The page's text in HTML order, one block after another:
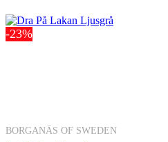
-23%
BORGANÄS OF SWEDEN